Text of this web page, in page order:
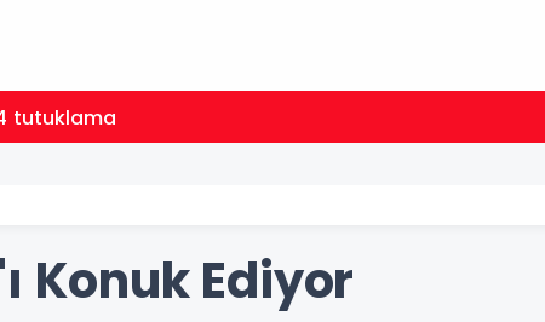
tutuklama
Konuk Ediyor